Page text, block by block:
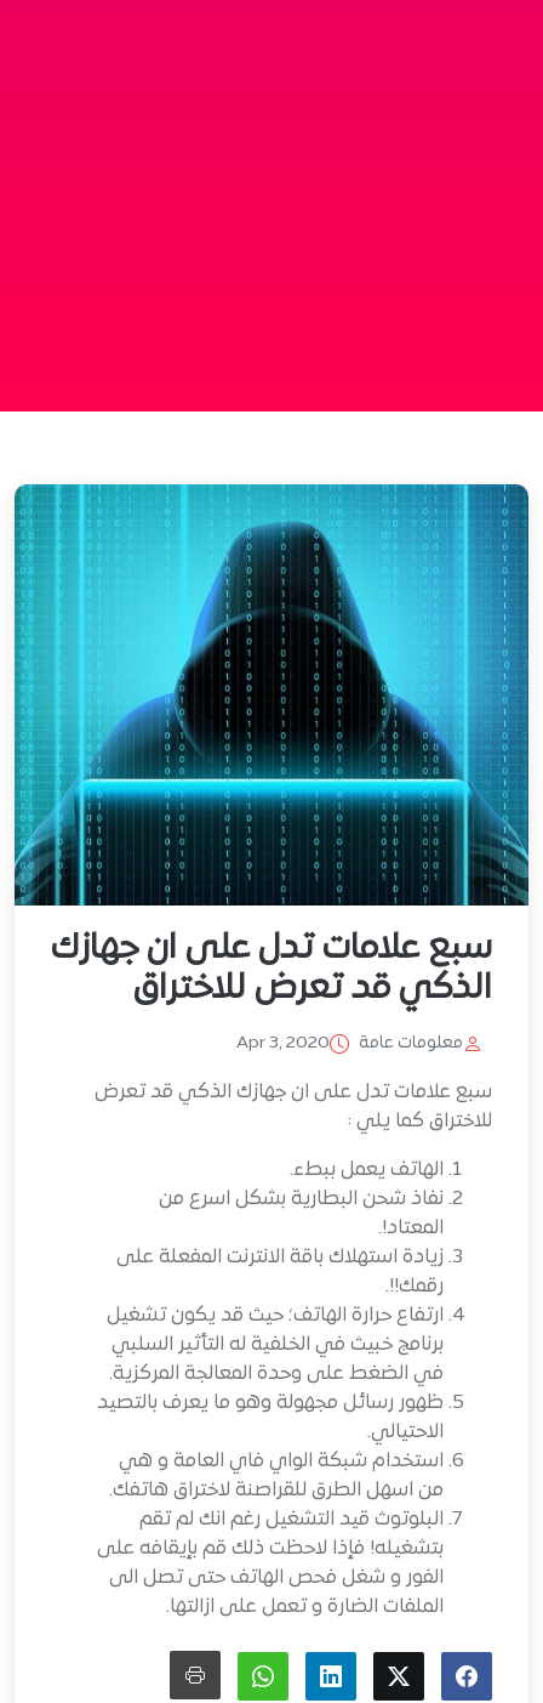
سبع علامات تدل على ان جهازك
الذكي قد تعرض للاختراق
معلومات عامة Apr 3, 2020
سبع علامات تدل على ان جهازك الذكي قد تعرض
للاختراق كما يلي :
الهاتف يعمل ببطء.
نفاذ شحن البطارية بشكل اسرع من
المعتاد!.
زيادة استهلاك باقة الانترنت المفعلة على
رقمك!!.
ارتفاع حرارة الهاتف؛ حيث قد يكون تشغيل
برنامج خبيث في الخلفية له التأثير السلبي
في الضغط على وحدة المعالجة المركزية.
ظهور رسائل مجهولة وهو ما يعرف بالتصيد
الاحتيالي.
استخدام شبكة الواي فاي العامة و هي
من اسهل الطرق للقراصنة لاختراق هاتفك.
البلوتوث قيد التشغيل رغم انك لم تقم
بتشغيله! فإذا لاحظت ذلك قم بإيقافه على
الفور و شغل فحص الهاتف حتى تصل الى
الملفات الضارة و تعمل على ازالتها.